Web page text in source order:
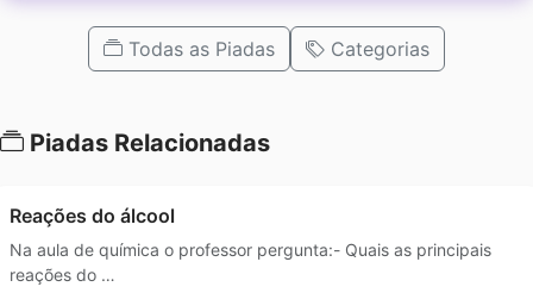
Todas as Piadas Categorias
Piadas Relacionadas
Reações do álcool
Na aula de química o professor pergunta:- Quais as principais
reações do …